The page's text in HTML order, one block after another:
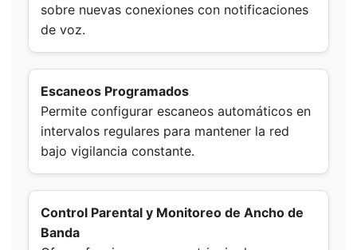
sobre nuevas conexiones con notificaciones
de voz.
Escaneos Programados
Permite configurar escaneos automáticos en
intervalos regulares para mantener la red
bajo vigilancia constante.
Control Parental y Monitoreo de Ancho de
Banda